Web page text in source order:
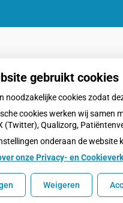
Zorg Online|Beheer
gebruikt cookies
noodzakelijke cookies zodat
cookies werken wij samen
(Twitter), Qualizorg,
onderaan de
onze Privacy- en
Weigeren